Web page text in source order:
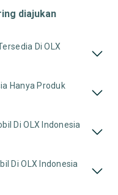
diajukan
Di OLX
Hanya Produk
Di OLX Indonesia
Di OLX Indonesia